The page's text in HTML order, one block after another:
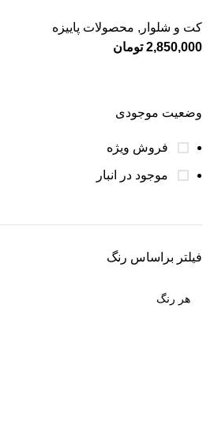
وضعیت موجودی
فروش ویژه
موجود در انبار
فیلتر براساس رنگ
کت و شلوار , محصولات پاییزه
2,850,000 تومان